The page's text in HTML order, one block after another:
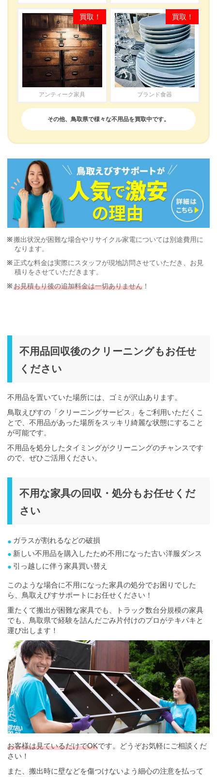
アンティーク家具 ブランド食器
その他、鳥取県で様々な不用品を買取中です。
搬出状況が困難な場合やリサイクル家電については別途費用に
なります。
正式な料金は実際にスタッフが現地訪問させていただき、お見
積りをさせていただきます。
お見積もり後の追加料金は一切ありません！
不用品回収後のクリーニングもお任せ
ください
不用品を置いていた場所には、ゴミが沢山あります。
鳥取えびすの「クリーニングサービス」をご利用いただくこ
とで、不用品があった場所をスッキリ綺麗な状態にすること
が可能です。
不用品を処分したタイミングがクリーニングのチャンスです
ので、ぜひご活用ください。
不用な家具の回収・処分もお任せくだ
さい
ガラスが割れるなどの破損
新しい不用品を購入したため不用になった古い洋服ダンス
引っ越しに伴う家具買い替え
このような場合に不用になった家具の処分でお困りでした
ら、鳥取えびすサポートにお任せください！
重たくて搬出が困難な家具でも、トラック数台分規模の家具
でも、鳥取県で経験を詰んだごみ片付けのプロがテキパキと
運び出します！
お客様は見ているだけでOKです。どうぞお気軽にご相談くだ
さい！
また、搬出時に壁などを傷つけないよう細心の注意を払って